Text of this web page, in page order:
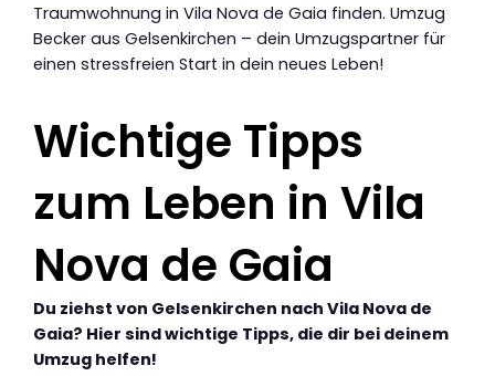
Traumwohnung in Vila Nova de Gaia finden. Umzug
Becker aus Gelsenkirchen – dein Umzugspartner für
einen stressfreien Start in dein neues Leben!
Wichtige Tipps
zum Leben in Vila
Nova de Gaia
Du ziehst von Gelsenkirchen nach Vila Nova de
Gaia? Hier sind wichtige Tipps, die dir bei deinem
Umzug helfen!